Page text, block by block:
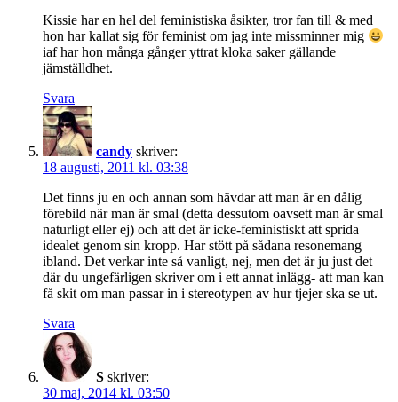
Kissie har en hel del feministiska åsikter, tror fan till & med
hon har kallat sig för feminist om jag inte missminner mig
iaf har hon många gånger yttrat kloka saker gällande
jämställdhet.
Svara
candy skriver:
18 augusti, 2011 kl. 03:38
Det finns ju en och annan som hävdar att man är en dålig
förebild när man är smal (detta dessutom oavsett man är smal
naturligt eller ej) och att det är icke-feministiskt att sprida
idealet genom sin kropp. Har stött på sådana resonemang
ibland. Det verkar inte så vanligt, nej, men det är ju just det
där du ungefärligen skriver om i ett annat inlägg- att man kan
få skit om man passar in i stereotypen av hur tjejer ska se ut.
Svara
S skriver:
30 maj, 2014 kl. 03:50